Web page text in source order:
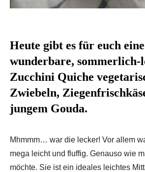
Heute gibt es für euch eine
wunderbare, sommerlich-
Zucchini Quiche
Zwiebeln,
jungem Gouda.
Mhmmm… war die lecker! Vor allem
mega leicht und fluffig. Genauso wie
möchte. Sie ist ein ideales leichtes